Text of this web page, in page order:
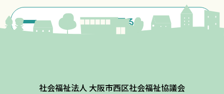
一覧に戻る
社会福祉法人 大阪市西区社会福祉協議会